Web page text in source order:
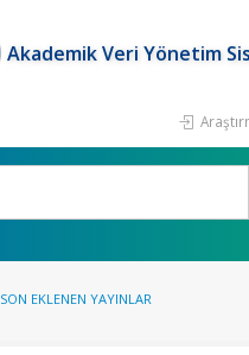
Akademik Veri Yönetim
SON EKLENEN YAYINLAR